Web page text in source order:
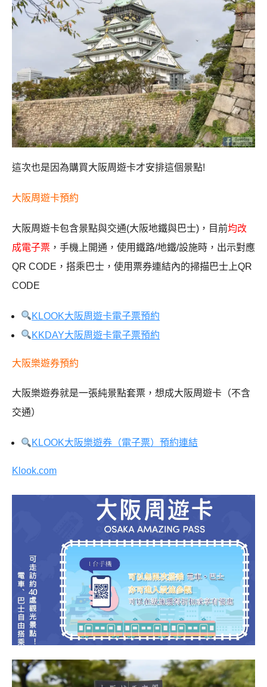
這次也是因為購買大阪周遊卡才安排這個景點!
大阪周遊卡預約
大阪周遊卡包含景點與交通(大阪地鐵與巴士)，目前均改
成電子票 ，手機上開通，使用鐵路/地鐵/設施時，出示對應
QR CODE，搭乘巴士，使用票券連結內的掃描巴士上QR
CODE
KLOOK大阪周遊卡電子票預約
KKDAY大阪周遊卡電子票預約
大阪樂遊券預約
大阪樂遊券就是一張純景點套票，想成大阪周遊卡（不含
交通）
KLOOK大阪樂遊券（電子票）預約連結
Klook.com